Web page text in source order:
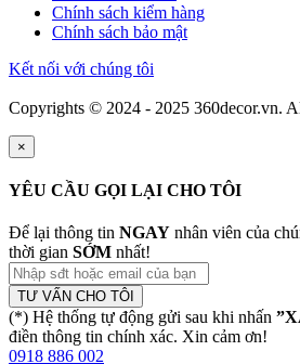
Chính sách kiểm hàng
Chính sách bảo mật
Kết nối với chúng tôi
Copyrights © 2024 - 2025 360decor.vn.
×
YÊU CẦU GỌI LẠI CHO TÔI
Để lại thông tin NGAY nhân viên của
thời gian SỚM nhất!
TƯ VẤN CHO TÔI
(*) Hệ thống tự động gửi sau khi nhấn
điền thông tin chính xác. Xin cảm ơn!
0918 886 002